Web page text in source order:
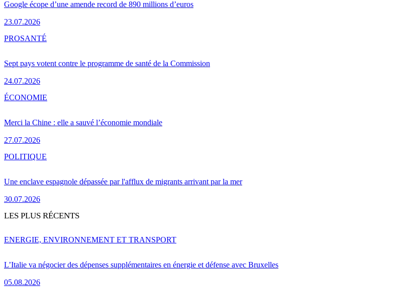
Google écope d’une amende record de 890 millions d’euros
23.07.2026
Sept pays votent contre le programme de santé de la Commission
24.07.2026
PROSANTÉ
Merci la Chine : elle a sauvé l’économie mondiale
27.07.2026
ÉCONOMIE
Une enclave espagnole dépassée par l'afflux de migrants arrivant par la mer
30.07.2026
POLITIQUE
LES PLUS RÉCENTS
L’Italie va négocier des dépenses supplémentaires en énergie et défense avec Bruxelles
05.08.2026
ENERGIE, ENVIRONNEMENT ET TRANSPORT